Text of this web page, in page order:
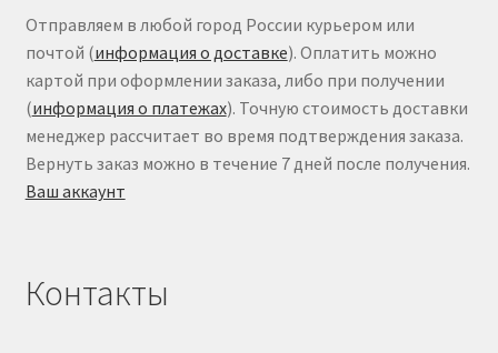
Отправляем в любой город России курьером или
почтой (информация о доставке). Оплатить можно
картой при оформлении заказа, либо при получении
(информация о платежах). Точную стоимость доставки
менеджер рассчитает во время подтверждения заказа.
Вернуть заказ можно в течение 7 дней после получения.
Ваш аккаунт
Контакты